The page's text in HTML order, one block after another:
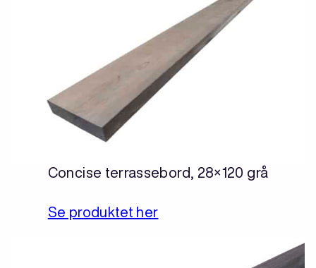
Concise terrassebord, 28×120 grå
Se produktet her